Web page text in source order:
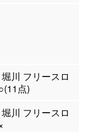
川 フリースロ
点)
川 フリースロ